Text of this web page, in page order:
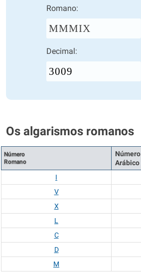
Romano:
MMMIX
Decimal:
Os algarismos romanos
Número
Romano
Número
Arábico
I
V
X
L
C
D
M